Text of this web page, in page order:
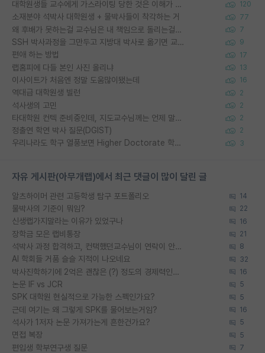
대학원생들 교수에게 가스라이팅 당한 것은 이해가 갑니다. 안타깝네요. 120
소재분야 석박사 대학원생 + 물박사들이 착각하는 거 77
왜 후배가 못하는걸 교수님은 내 책임으로 돌리는걸까요? 7
SSH 박사과정을 그만두고 지방대 박사로 옮기면 교수의 꿈은 끝일까요? 9
편애 하는 방법 17
랩홈피에 다들 본인 사진 올리냐 13
이사이트가 처음엔 정말 도움많이됐는데 16
역대급 대학원생 빌런 2
석사생의 고민 2
타대학원 컨텍 준비중인데, 지도교수님께는 언제 말씀드려야 할까요? 2
정출연 학연 박사 질문(DGIST) 2
우리나라도 학구 열풍보면 Higher Doctorate 학위가 필요하다고 봅니다. 3
자유 게시판(아무개랩)에서 최근 댓글이 많이 달린 글
알츠하이머 관련 고등학생 탐구 포트폴리오 14
물박사의 기준이 뭐임? 22
신생랩가지말라는 이유가 있었구나 16
장학금 모은 랩비통장 21
석박사 과정 합격하고, 컨택했던교수님이 연락이 안됩니다... 8
AI 학회들 거품 슬슬 지적이 나오네요 32
박사진학하기에 2억은 괜찮은 (?) 정도의 경제력인가요 16
논문 IF vs JCR 5
SPK 대학원 현실적으로 가능한 스펙인가요? 5
근데 여기는 왜 그렇게 SPK를 물어보는거임? 16
석사가 1저자 논문 가져가는게 흔한건가요? 5
면접 복장 5
편입생 학부연구생 질문 7